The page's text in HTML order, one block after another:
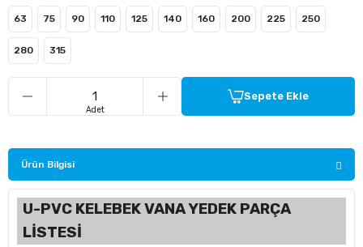
Kelebek Asit Vanaları
63 75 90 110 125 140 160 200 225 250
280 315
Adet
Sepete Ekle
Ürün Bilgisi
U-PVC KELEBEK VANA YEDEK PARÇA
LİSTESİ